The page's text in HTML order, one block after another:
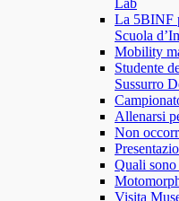
Lab
La 5BINF
Scuola
Mobility
Studente
Sussurro
Allenarsi
Non
Quali
Visita